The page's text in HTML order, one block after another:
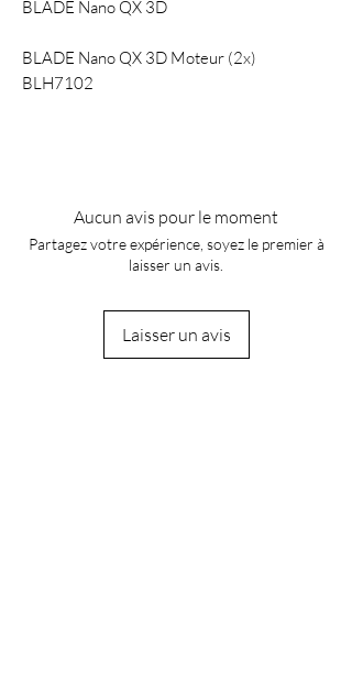
BLADE Nano QX 3D
BLADE Nano QX 3D Moteur (2x)
BLH7102
Aucun avis pour le moment
Partagez votre expérience, soyez le premier à
laisser un avis.
Laisser un avis